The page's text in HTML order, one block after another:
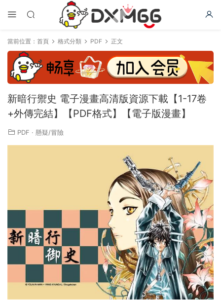
當前位置： 首頁 格式分類 PDF 正文
新暗行禦史 電子漫畫高清版資源下載【1-17卷
+外傳完結】【PDF格式】【電子版漫畫】
PDF · 懸疑/冒險